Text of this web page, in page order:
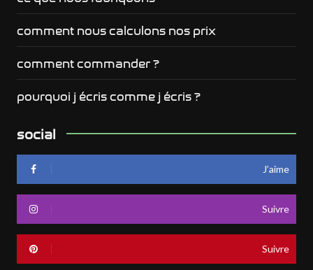
comment nous calculons nos prix
comment commander ?
pourquoi j écris comme j écris ?
social
J’aime
Suivre
Suivre